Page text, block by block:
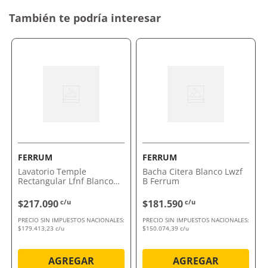
Formato de 3 agujeros que permite mayor
adaptabilidad
Comprálo ahora con envío a domicilio o retiro en
tienda.
También te podría interesar
FERRUM
Lavatorio Temple
Rectangular Lfnf Blanco
$217.090 c/u
PRECIO SIN IMPUESTOS NACIONALES:
$179.413,23 c/u
AGREGAR
FERRUM
Bacha Citera Blanco Lwzf
B Ferrum
$181.590 c/u
PRECIO SIN IMPUESTOS NACIONALES:
$150.074,39 c/u
AGREGAR